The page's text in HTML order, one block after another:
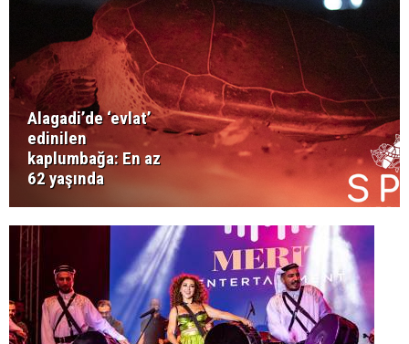
Alagadi’de ‘evlat’
edinilen
kaplumbağa: En az
62 yaşında